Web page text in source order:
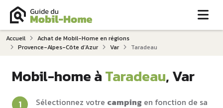
Accueil
Achat de Mobil-Home en régions
Provence-Alpes-Côte d‘Azur
Var Taradeau
Mobil-home àTaradeau, Var
Sélectionnez votre camping en fonction de sa